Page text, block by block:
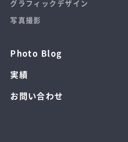
グラフィックデザイン
写真撮影
Photo Blog
実績
お問い合わせ